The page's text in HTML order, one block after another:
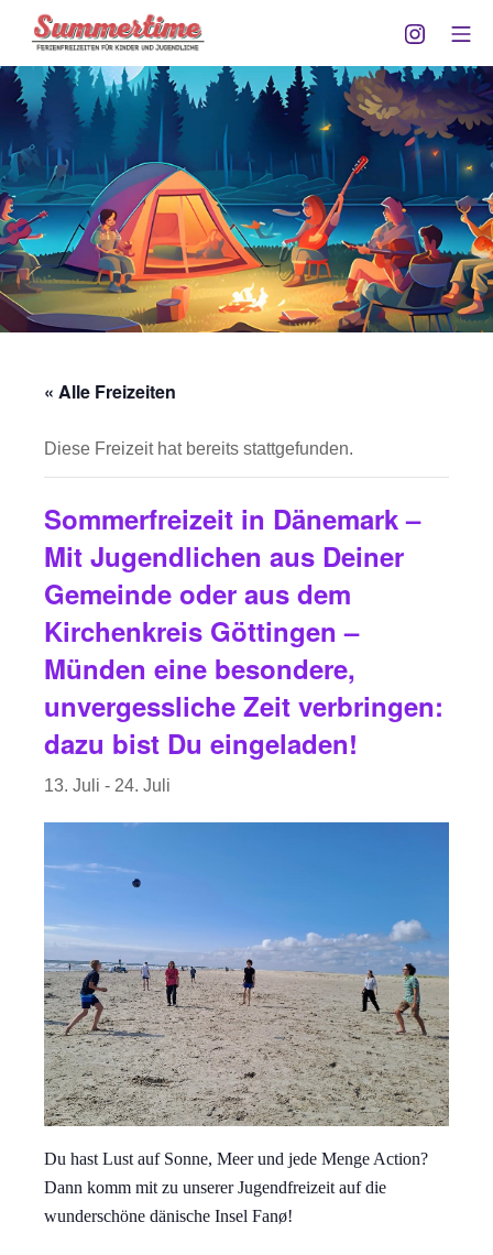
Inhalt
springen
Summertime Göttingen
« Alle Freizeiten
Diese Freizeit hat bereits stattgefunden.
Sommerfreizeit in Dänemark –
Mit Jugendlichen aus Deiner
Gemeinde oder aus dem
Kirchenkreis Göttingen –
Münden eine besondere,
unvergessliche Zeit verbringen:
dazu bist Du eingeladen!
13. Juli - 24. Juli
Du hast Lust auf Sonne, Meer und jede Menge Action?
Dann komm mit zu unserer Jugendfreizeit auf die
wunderschöne dänische Insel Fanø!